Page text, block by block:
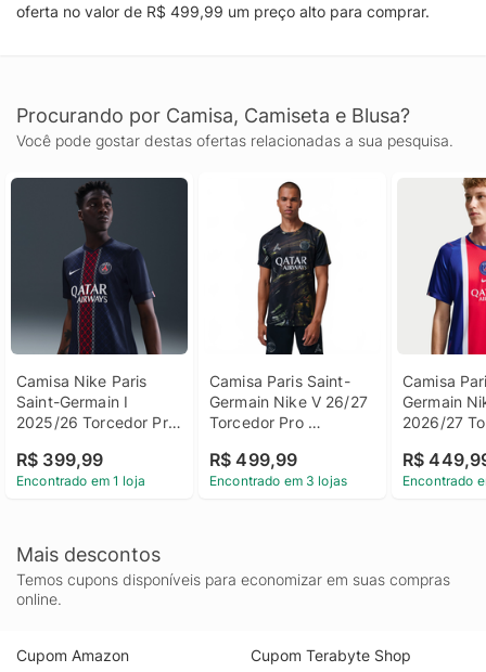
oferta no valor de R$ 499,99 um preço alto para comprar.
Procurando por Camisa, Camiseta e Blusa?
Você pode gostar destas ofertas relacionadas a sua pesquisa.
Camisa Nike Paris
Saint-Germain I
2025/26 Torcedor Pro
R$ 399,99
Encontrado em 1 loja
Camisa Paris Saint-
Germain Nike V 26/27
Torcedor Pro
R$ 499,99
Encontrado em 3 lojas
Camisa
Germain
2026/27
R$
Encontrado
Mais descontos
Temos cupons disponíveis para economizar em suas compras
online.
Cupom Amazon
Cupom Terabyte Shop